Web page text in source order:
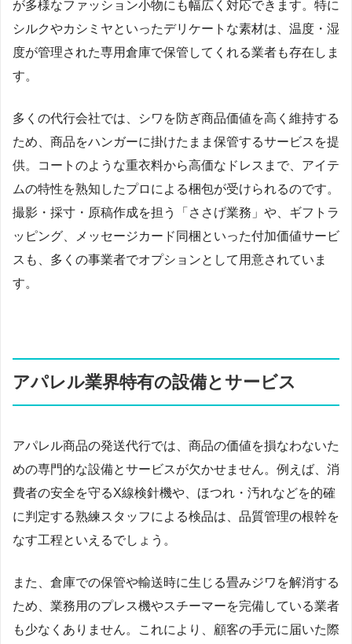
が多様なファッション小物にも幅広く対応できます。特に
シルクやカシミヤといったデリケートな素材は、温度・湿
度が管理された専用倉庫で保管してくれる業者も存在しま
す。
多くの代行会社では、シワを防ぎ商品価値を高く維持する
ため、商品をハンガーに掛けたまま保管するサービスを提
供。コートのような重衣料から高価なドレスまで、アイテ
ムの特性を熟知したプロによる梱包が受けられるのです。
撮影・採寸・原稿作成を担う「ささげ業務」や、ギフトラ
ッピング、メッセージカード同梱といった付加価値サービ
スも、多くの事業者でオプションとして用意されていま
す。
アパレル業界特有の設備とサービス
アパレル商品の発送代行では、商品の価値を損なわないた
めの専門的な設備とサービスが欠かせません。例えば、消
費者の安全を守るX線検針機や、ほつれ・汚れなどを的確
に判定する熟練スタッフによる検品は、品質管理の根幹を
なす工程といえるでしょう。
また、倉庫での保管や輸送時に生じる畳みジワを解消する
ため、業務用のプレス機やスチーマーを完備している業者
も少なくありません。これにより、顧客の手元に届いた際